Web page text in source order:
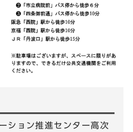
ション推進センター高次